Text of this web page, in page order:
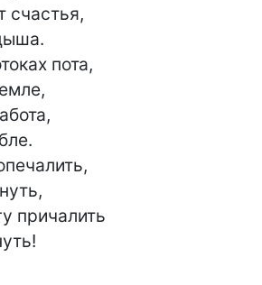
счастья,
пота,
причалить